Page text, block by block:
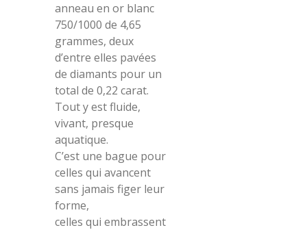
anneau en or blanc
750/1000 de 4,65
grammes, deux
d’entre elles pavées
de diamants pour un
total de 0,22 carat.
Tout y est fluide,
vivant, presque
aquatique.
C’est une bague pour
celles qui avancent
sans jamais figer leur
forme,
celles qui embrassent